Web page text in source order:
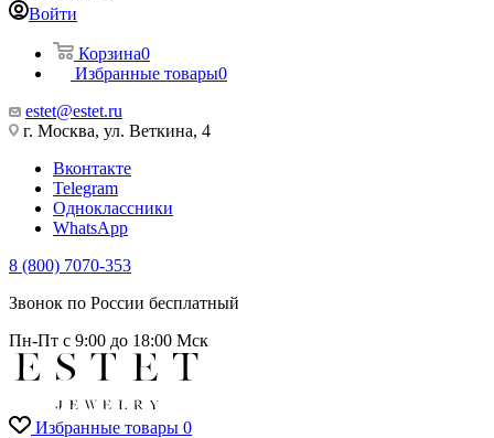
Войти
Корзина0
Избранные товары0
estet@estet.ru
г. Москва, ул. Веткина, 4
Вконтакте
Telegram
Одноклассники
WhatsApp
8 (800) 7070-353
Звонок по России бесплатный
Пн-Пт с 9:00 до 18:00 Мск
Избранные товары 0